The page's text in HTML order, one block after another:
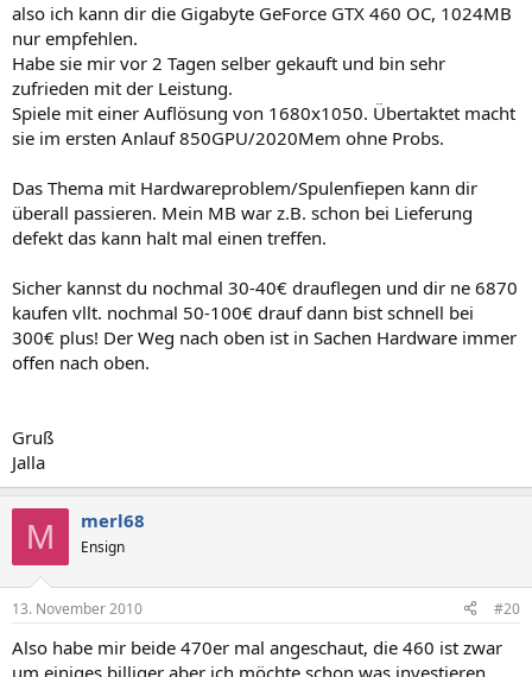
also ich kann dir die Gigabyte GeForce GTX 460 OC, 1024MB
nur empfehlen.
Habe sie mir vor 2 Tagen selber gekauft und bin sehr
zufrieden mit der Leistung.
Spiele mit einer Auflösung von 1680x1050. Übertaktet macht
sie im ersten Anlauf 850GPU/2020Mem ohne Probs.
Das Thema mit Hardwareproblem/Spulenfiepen kann dir
überall passieren. Mein MB war z.B. schon bei Lieferung
defekt das kann halt mal einen treffen.
Sicher kannst du nochmal 30-40€ drauflegen und dir ne 6870
kaufen vllt. nochmal 50-100€ drauf dann bist schnell bei
300€ plus! Der Weg nach oben ist in Sachen Hardware immer
offen nach oben.
Gruß
Jalla
M merl68
Ensign
13. November 2010 #20
Also habe mir beide 470er mal angeschaut, die 460 ist zwar
um einiges billiger aber ich möchte schon was investieren.